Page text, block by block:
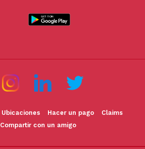
Ubicaciones Hacer un pago
Claims
Compartir con un amigo